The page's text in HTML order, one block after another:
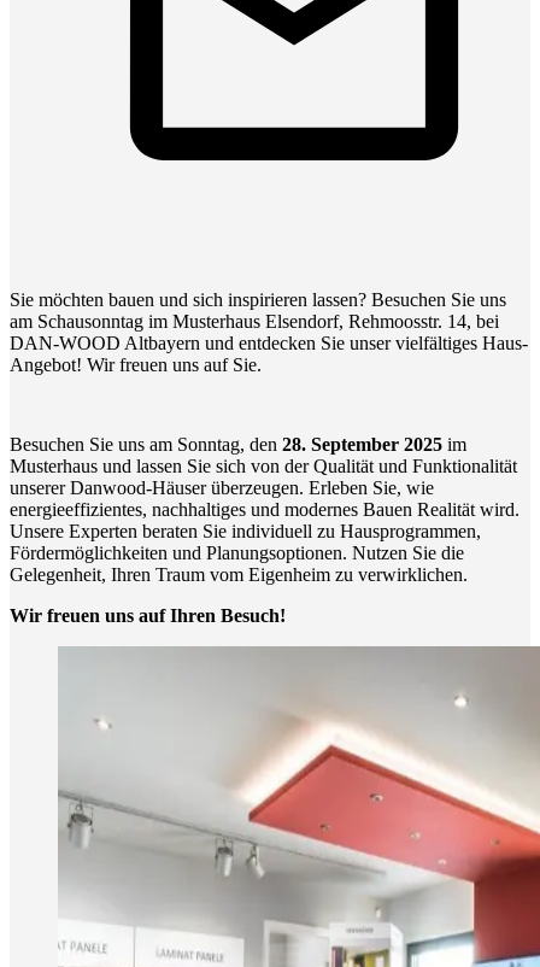
Sie möchten bauen und sich inspirieren lassen? Besuchen Sie uns
am Schausonntag im Musterhaus Elsendorf, Rehmoosstr. 14, bei
DAN-WOOD Altbayern und entdecken Sie unser vielfältiges Haus-
Angebot! Wir freuen uns auf Sie.
Besuchen Sie uns am Sonntag, den 28. September 2025 im
Musterhaus und lassen Sie sich von der Qualität und Funktionalität
unserer Danwood-Häuser überzeugen. Erleben Sie, wie
energieeffizientes, nachhaltiges und modernes Bauen Realität wird.
Unsere Experten beraten Sie individuell zu Hausprogrammen,
Fördermöglichkeiten und Planungsoptionen. Nutzen Sie die
Gelegenheit, Ihren Traum vom Eigenheim zu verwirklichen.
Wir freuen uns auf Ihren Besuch!